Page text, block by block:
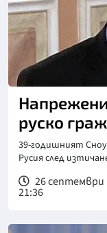
руско
39-годишният
Русия след
26 септември
21:36